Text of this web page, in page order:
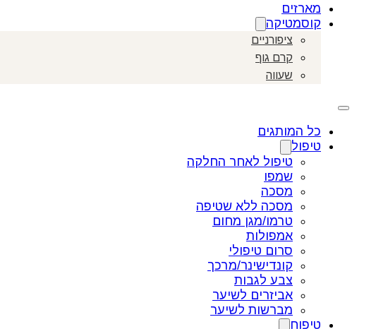
מארזים
קוסמטיקה
ציפורניים
קרם גוף
שעווה
כל המותגים
טיפול
טיפול לאחר החלקה
שמפו
מסכה
מסכה ללא שטיפה
טרמו/מגן מחום
אמפולות
סרום טיפולי
קונדישינר/מרכך
צבע לגבות
אביזרים לשיער
מברשות לשיער
טיפוח